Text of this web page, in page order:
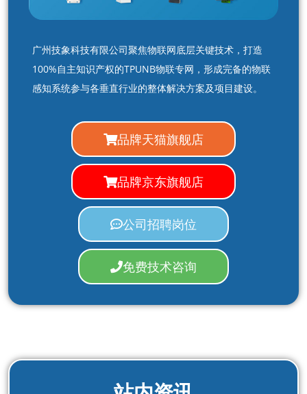
广州技象科技有限公司聚焦物联网底层关键技术，打造
100%自主知识产权的TPUNB物联专网，形成完备的物联
感知系统参与各垂直行业的整体解决方案及项目建设。
品牌天猫旗舰店
品牌京东旗舰店
公司招聘岗位
免费技术咨询